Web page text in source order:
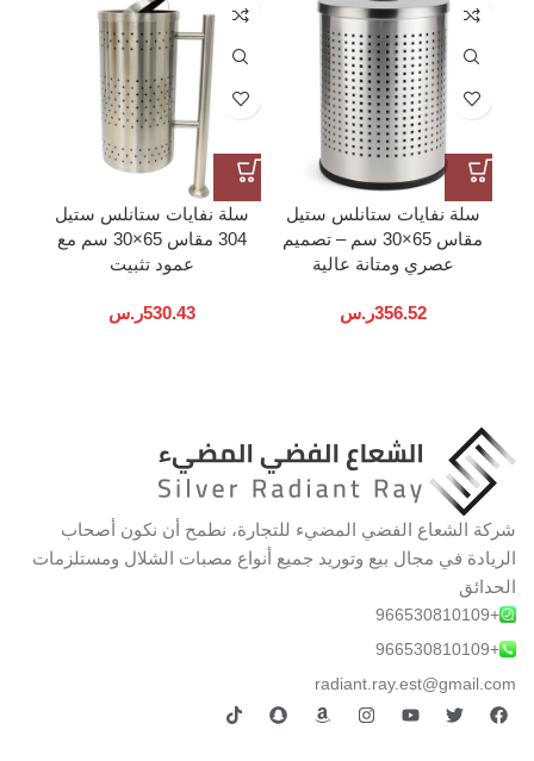
سلة نفايات ستانلس ستيل
مقاس 65×30 سم – تصميم
عصري ومتانة عالية
356.52ر.س
سلة نفايات ستانلس ستيل
304 مقاس 65×30 سم مع
عمود تثبيت
530.43ر.س
شركة الشعاع الفضي المضيء للتجارة، نطمح أن نكون أصحاب
الريادة في مجال بيع وتوريد جميع أنواع مصبات الشلال ومستلزمات
الحدائق
+966530810109
+966530810109
radiant.ray.est@gmail.com